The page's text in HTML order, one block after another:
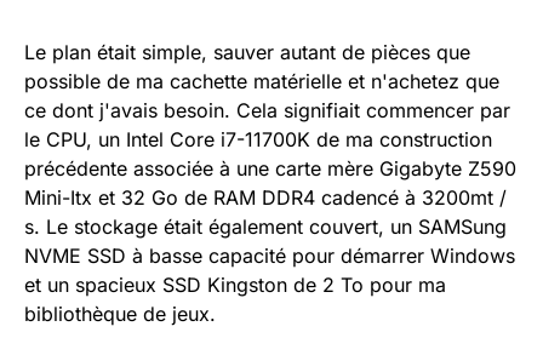
Le plan était simple, sauver autant de pièces que
possible de ma cachette matérielle et n'achetez que
ce dont j'avais besoin. Cela signifiait commencer par
le CPU, un Intel Core i7-11700K de ma construction
précédente associée à une carte mère Gigabyte Z590
Mini-Itx et 32 Go de RAM DDR4 cadencé à 3200mt /
s. Le stockage était également couvert, un SAMSung
NVME SSD à basse capacité pour démarrer Windows
et un spacieux SSD Kingston de 2 To pour ma
bibliothèque de jeux.